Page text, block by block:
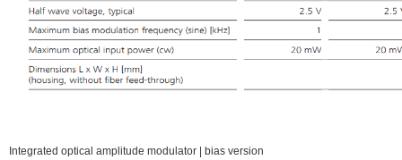
Integrated optical amplitude modulator | bias version